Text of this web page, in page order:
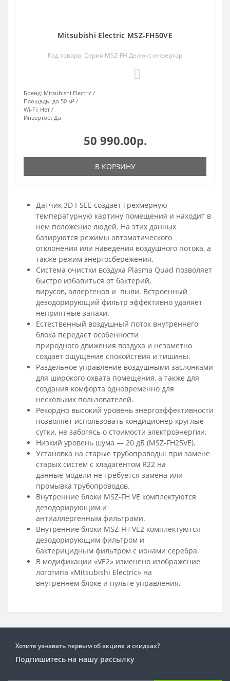
Mitsubishi Electric MSZ-FH50VE
Код товара: Серия MSZ-FH Делюкс инвертор
Бренд: Mitsubishi Electric
Площадь: до 50 м²
Wi-Fi: Нет
Инвертор: Да
50 990.00р.
В КОРЗИНУ
Датчик 3D I-SEE создает трехмерную
температурную картину помещения и находит в
нем положение людей. На этих данных
базируются режимы автоматического
отклонения или наведения воздушного потока, а
также режим энергосбережения.
Система очистки воздуха Plasma Quad позволяет
быстро избавиться от бактерий,
вирусов, аллергенов и пыли. Встроенный
дезодорирующий фильтр эффективно удаляет
неприятные запахи.
Естественный воздушный поток внутреннего
блока передает особенности
природного движения воздуха и незаметно
создает ощущение спокойствия и тишины.
Раздельное управление воздушными заслонками
для широкого охвата помещения, а также для
создания комфорта одновременно для
нескольких пользователей.
Рекордно высокий уровень энергоэффективности
позволяет использовать кондиционер круглые
сутки, не заботясь о стоимости электроэнергии.
Низкий уровень шума — 20 дБ (MSZ-FH25VE).
Установка на старые трубопроводы: при замене
старых систем с хладагентом R22 на
данные модели не требуется замена или
промывка трубопроводов.
Внутренние блоки MSZ-FH VE комплектуются
дезодорирующим и
антиаллергенным фильтрами.
Внутренние блоки MSZ-FH VE2 комплектуются
дезодорирующим фильтром и
бактерицидным фильтром с ионами серебра.
В модификации «VE2» изменено изображение
логотипа «Mitsubishi Electric» на
внутреннем блоке и пульте управления.
Хотите узнавать первым об акциях и скидках?
Подпишитесь на нашу рассылку